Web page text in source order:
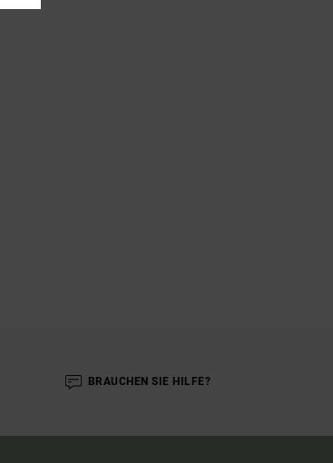
BRAUCHEN SIE HILFE?